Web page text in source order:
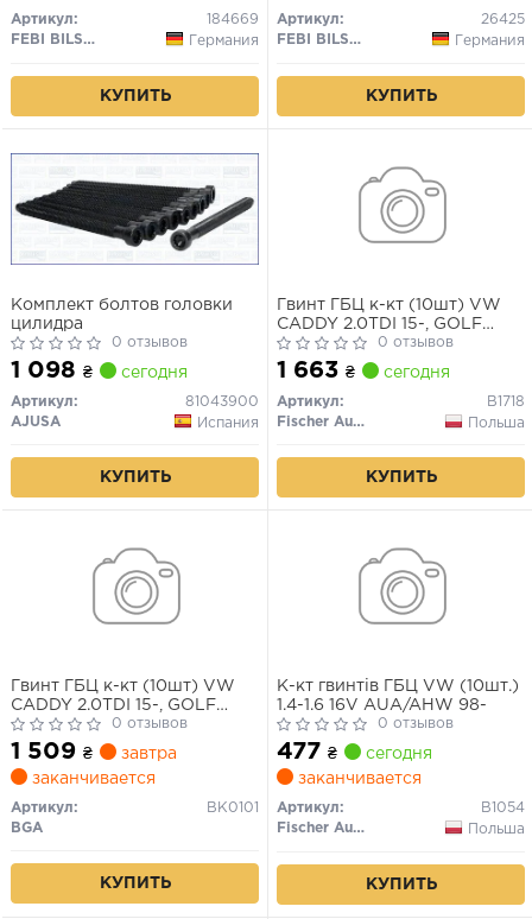
Артикул:
184669
FEBI BILSTEIN
Германия
КУПИТЬ
Артикул:
26425
FEBI BILSTEIN
Германия
КУПИТЬ
Комплект болтов головки
цилидра
0 отзывов
1 098 ₴ сегодня
Артикул:
81043900
AJUSA
Испания
КУПИТЬ
Гвинт ГБЦ к-кт (10шт) VW
CADDY 2.0TDI 15-, GOLF
1.6/2.0 13-20, PASSAT2.0TDI
14-20 SKODA OCTAVIA
1.6/2.0 12-20, SUPERB 2.0TDI
15-
0 отзывов
1 663 ₴ сегодня
Артикул:
B1718
Fischer Automotive One (FA1)
Польша
КУПИТЬ
Гвинт ГБЦ к-кт (10шт) VW
CADDY 2.0TDI 15-, GOLF
1.6/2.0 13-20, PASSAT2.0TDI
14-20 SKODA OCTAVIA
1.6/2.0 12-20, SUPERB 2.0TDI
15-
0 отзывов
1 509 ₴
завтра
заканчивается
Артикул:
BK0101
BGA
КУПИТЬ
К-кт гвинтів ГБЦ VW (10шт.)
1.4-1.6 16V AUA/AHW 98-
0 отзывов
477 ₴
сегодня
заканчивается
Артикул:
B1054
Fischer Automotive One (FA1)
Польша
КУПИТЬ